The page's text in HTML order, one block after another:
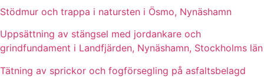
Stödmur och trappa i natursten i Ösmo, Nynäshamn
Uppsättning av stängsel med jordankare och
grindfundament i Landfjärden, Nynäshamn, Stockholms län
Tätning av sprickor och fogförsegling på asfaltsbelagd